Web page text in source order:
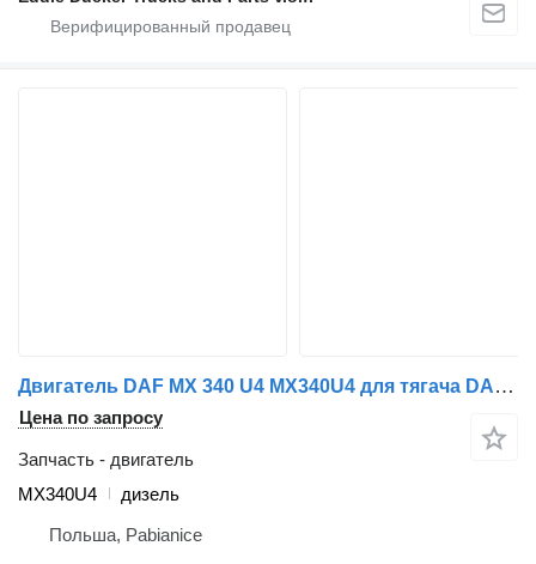
Двигатель DAF MX 340 U4 MX340U4 для тягача DAF XF 105
Цена по запросу
Запчасть - двигатель
MX340U4
дизель
Польша, Pabianice